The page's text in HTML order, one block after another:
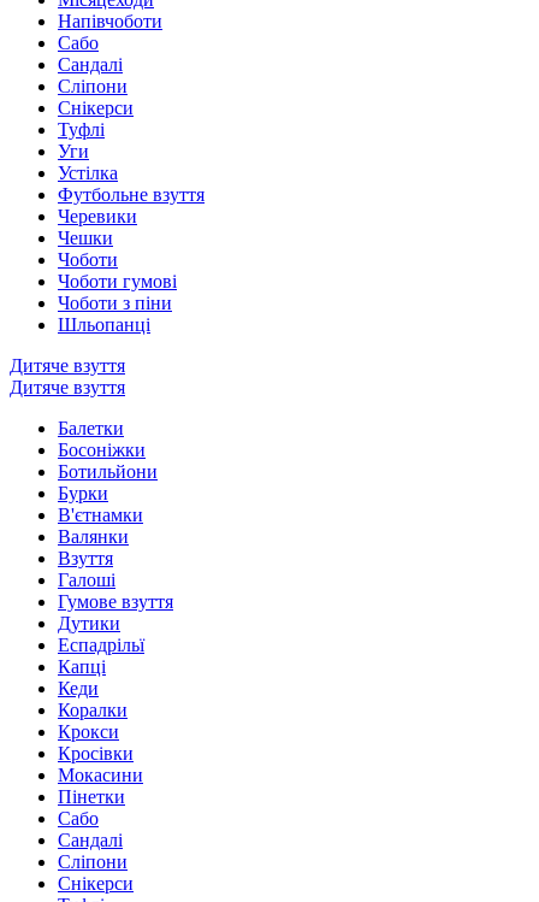
Напівчоботи
Сабо
Сандалі
Сліпони
Снікерси
Туфлі
Уги
Устілка
Футбольне взуття
Черевики
Чешки
Чоботи
Чоботи гумові
Чоботи з піни
Шльопанці
Дитяче взуття
Дитяче взуття
Балетки
Босоніжки
Ботильйони
Бурки
В'єтнамки
Валянки
Взуття
Галоші
Гумове взуття
Дутики
Еспадрільї
Капці
Кеди
Коралки
Крокси
Кросівки
Мокасини
Пінетки
Сабо
Сандалі
Сліпони
Снікерси